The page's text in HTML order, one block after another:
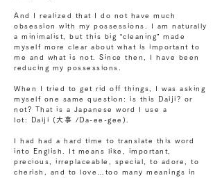
And I realized that I do not have much
obsession with my possessions. I am naturally
a minimalist, but this big “cleaning” made
myself more clear about what is important to
me and what is not. Since then, I have been
reducing my possessions.
When I tried to get rid off things, I was asking
myself one same question: is this Daiji? or
not? That is a Japanese word I use a
lot: Daiji (大事 /Da-ee-gee).
I had had a hard time to translate this word
into English. It means like, important,
precious, irreplaceable, special, to adore, to
cherish, and to love…too many meanings in